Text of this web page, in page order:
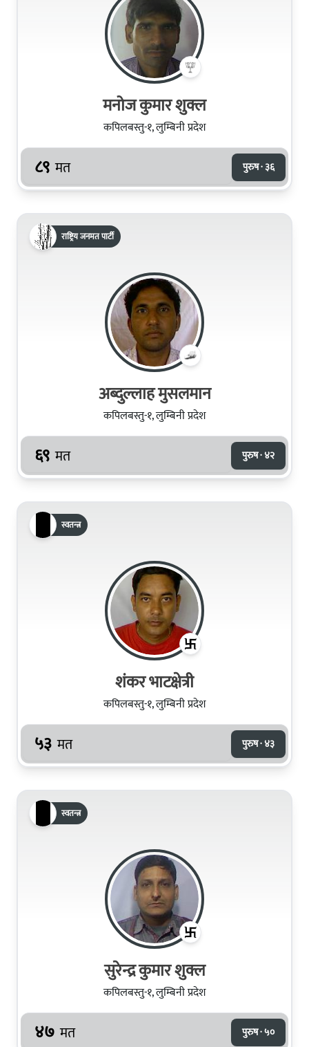
मनोज कुमार शुक्ल
कपिलबस्तु-१, लुम्बिनी प्रदेश
८९ मत पुरुष · ३६
राष्ट्रिय जनमत पार्टी
अब्दुल्लाह मुसलमान
कपिलबस्तु-१, लुम्बिनी प्रदेश
६९ मत पुरुष · ४२
स्वतन्त्र
शंकर भाटक्षेत्री
कपिलबस्तु-१, लुम्बिनी प्रदेश
५३ मत पुरुष · ४३
स्वतन्त्र
सुरेन्द्र कुमार शुक्ल
कपिलबस्तु-१, लुम्बिनी प्रदेश
४७ मत पुरुष · ५०